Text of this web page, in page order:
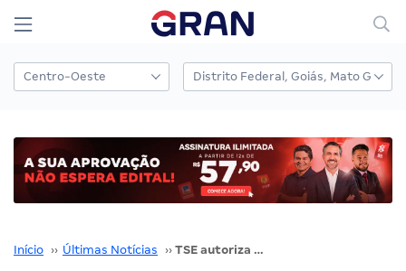
Início ›› Últimas Notícias ›› TSE autoriza provimento de 144 vagas em todo país! Entenda!